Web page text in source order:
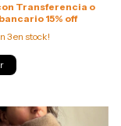
Transferencia o
15% off
3en stock!